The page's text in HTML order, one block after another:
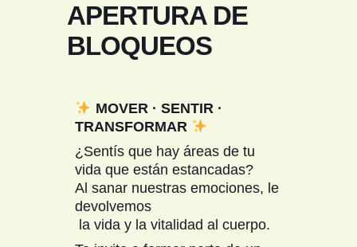
APERTURA DE
BLOQUEOS
MOVER · SENTIR ·
TRANSFORMAR
¿Sentís que hay áreas de tu
vida que están estancadas?
Al sanar nuestras emociones, le
devolvemos
la vida y la vitalidad al cuerpo.